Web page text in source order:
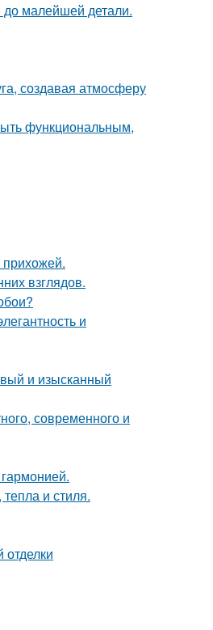
малейшей детали.
создавая атмосферу
функциональным,
взглядов.
и
и изысканный
современного и
и стиля.